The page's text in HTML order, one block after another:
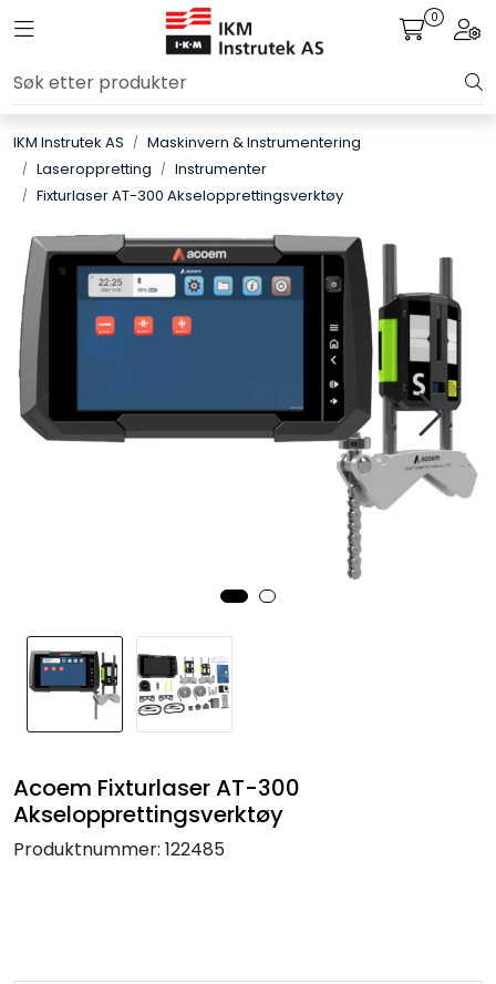
Skip to main content
Toggle navigation 0
IKM Instrutek AS
Maskinvern & Instrumentering
Laseroppretting
Instrumenter
Fixturlaser AT-300 Akselopprettingsverktøy
Acoem Fixturlaser AT-300
Akselopprettingsverktøy
Produktnummer: 122485
Løsningssenter
Elektro
Prosess
Frekvensomformere
Navigasjon & Kommunikasjon
Maskinvern & Instrumentering
Kampanjer